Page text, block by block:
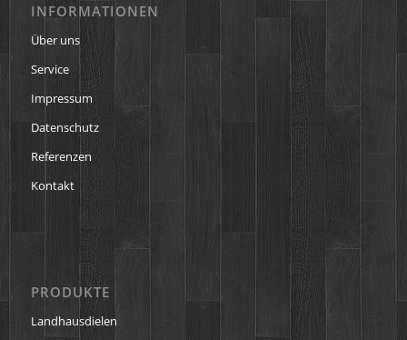
INFORMATIONEN
Über uns
Service
Impressum
Datenschutz
Referenzen
Kontakt
PRODUKTE
Landhausdielen